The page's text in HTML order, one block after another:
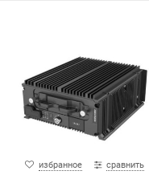
избранное сравнить